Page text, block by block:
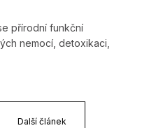
přírodní funkční
nemocí, detoxikaci,
Další článek